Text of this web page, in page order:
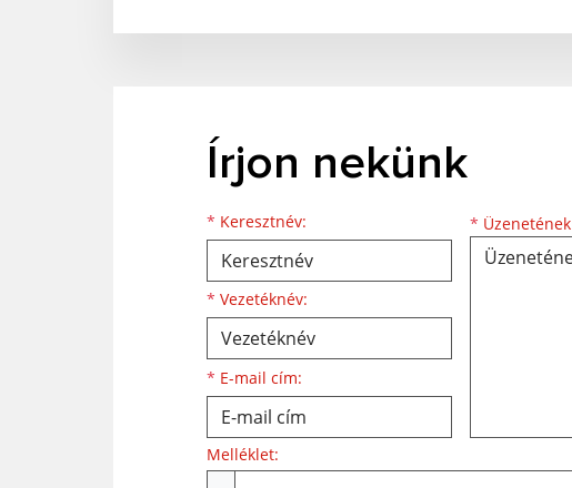
Írjon nekünk
* Keresztnév:
Keresztnév
* Vezetéknév:
Vezetéknév
* E-mail cím:
E-mail cím *
Melléklet: